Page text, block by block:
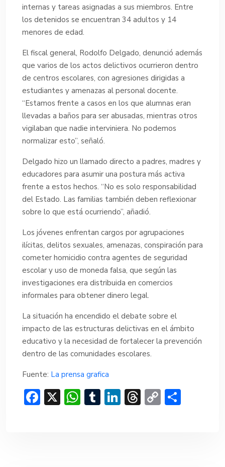
internas y tareas asignadas a sus miembros. Entre
los detenidos se encuentran 34 adultos y 14
menores de edad.
El fiscal general, Rodolfo Delgado, denunció además
que varios de los actos delictivos ocurrieron dentro
de centros escolares, con agresiones dirigidas a
estudiantes y amenazas al personal docente.
“Estamos frente a casos en los que alumnas eran
llevadas a baños para ser abusadas, mientras otros
vigilaban que nadie interviniera. No podemos
normalizar esto”, señaló.
Delgado hizo un llamado directo a padres, madres y
educadores para asumir una postura más activa
frente a estos hechos. “No es solo responsabilidad
del Estado. Las familias también deben reflexionar
sobre lo que está ocurriendo”, añadió.
Los jóvenes enfrentan cargos por agrupaciones
ilícitas, delitos sexuales, amenazas, conspiración para
cometer homicidio contra agentes de seguridad
escolar y uso de moneda falsa, que según las
investigaciones era distribuida en comercios
informales para obtener dinero legal.
La situación ha encendido el debate sobre el
impacto de las estructuras delictivas en el ámbito
educativo y la necesidad de fortalecer la prevención
dentro de las comunidades escolares.
Fuente: La prensa grafica
F
ac
X W
h
T
u
Li
n
T
hr
C
o